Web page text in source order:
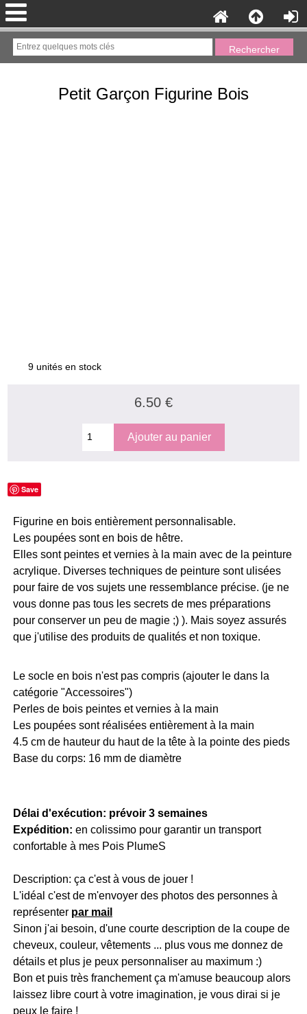
Petit Garçon Figurine Bois
9 unités en stock
6.50 €
Save
Figurine en bois entièrement personnalisable.
Les poupées sont en bois de hêtre.
Elles sont peintes et vernies à la main avec de la peinture
acrylique. Diverses techniques de peinture sont ulisées
pour faire de vos sujets une ressemblance précise. (je ne
vous donne pas tous les secrets de mes préparations
pour conserver un peu de magie ;) ). Mais soyez assurés
que j'utilise des produits de qualités et non toxique.
Le socle en bois n'est pas compris (ajouter le dans la
catégorie "Accessoires")
Perles de bois peintes et vernies à la main
Les poupées sont réalisées entièrement à la main
4.5 cm de hauteur du haut de la tête à la pointe des pieds
Base du corps: 16 mm de diamètre
Délai d'exécution: prévoir 3 semaines
Expédition:en colissimo pour garantir un transport
confortable à mes Pois PlumeS
Description: ça c'est à vous de jouer !
L'idéal c'est de m'envoyer des photos des personnes à
représenter par mail
Sinon j'ai besoin, d'une courte description de la coupe de
cheveux, couleur, vêtements ... plus vous me donnez de
détails et plus je peux personnaliser au maximum :)
Bon et puis très franchement ça m'amuse beaucoup alors
laissez libre court à votre imagination, je vous dirai si je
peux le faire !